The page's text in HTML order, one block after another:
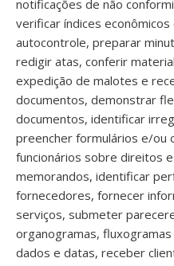
notificações de não
verificar índices
autocontrole, preparar
redigir atas, conferir
expedição de malotes e
documentos, demonstrar
documentos, identificar
preencher formulários e/ou
funcionários sobre direitos
memorandos, identificar
fornecedores, fornecer
serviços, submeter
organogramas,
dados e datas, receber